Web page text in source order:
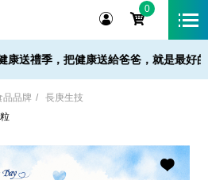
0
季，把健康送給爸爸，就是最好的父
品品牌
長庚生技